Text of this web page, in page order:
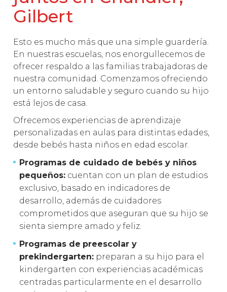
Gilbert
Esto es mucho más que una simple guardería.
En nuestras escuelas, nos enorgullecemos de
ofrecer respaldo a las familias trabajadoras de
nuestra comunidad. Comenzamos ofreciendo
un entorno saludable y seguro cuando su hijo
está lejos de casa.
Ofrecemos experiencias de aprendizaje
personalizadas en aulas para distintas edades,
desde bebés hasta niños en edad escolar.
Programas de cuidado de bebés y niños
pequeños: cuentan con un plan de estudios
exclusivo, basado en indicadores de
desarrollo, además de cuidadores
comprometidos que aseguran que su hijo se
sienta siempre amado y feliz.
Programas de preescolar y
prekindergarten: preparan a su hijo para el
kindergarten con experiencias académicas
centradas particularmente en el desarrollo